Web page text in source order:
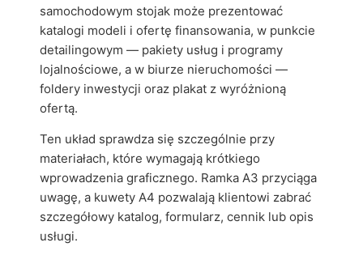
samochodowym stojak może prezentować
katalogi modeli i ofertę finansowania, w punkcie
detailingowym — pakiety usług i programy
lojalnościowe, a w biurze nieruchomości —
foldery inwestycji oraz plakat z wyróżnioną
ofertą.
Ten układ sprawdza się szczególnie przy
materiałach, które wymagają krótkiego
wprowadzenia graficznego. Ramka A3 przyciąga
uwagę, a kuwety A4 pozwalają klientowi zabrać
szczegółowy katalog, formularz, cennik lub opis
usługi.